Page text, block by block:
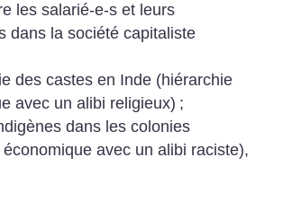
les salarié-e-s et leurs
dans la société capitaliste
des castes en Inde (hiérarchie
avec un alibi religieux) ;
dans les colonies
avec un alibi raciste),